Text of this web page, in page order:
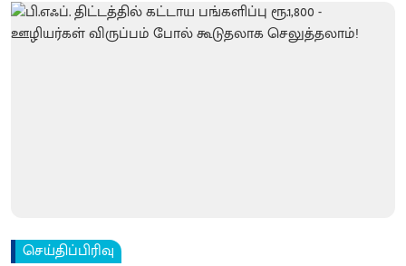
செய்திப்பிரிவு